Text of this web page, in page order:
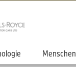
Menschen